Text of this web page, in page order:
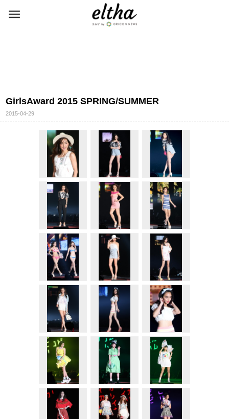
GirlsAward 2015 SPRING/SUMMER
2015-04-29